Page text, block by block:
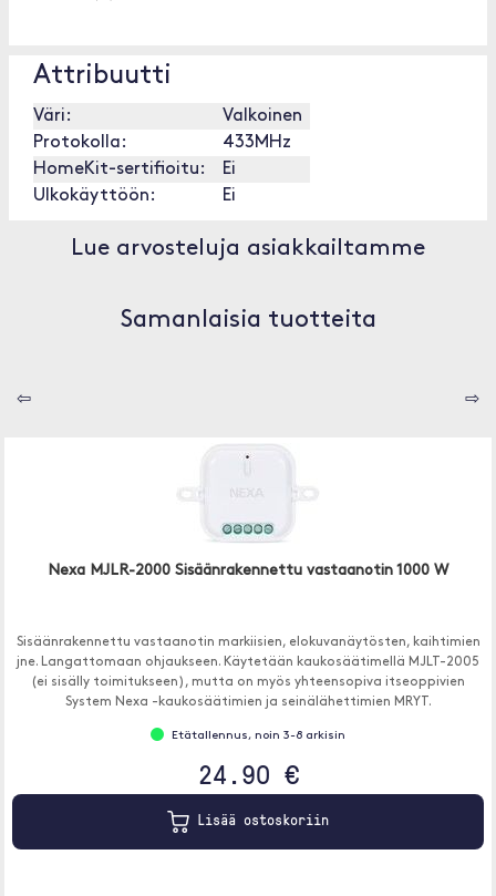
Attribuutti
Väri:
Valkoinen
Protokolla:
433MHz
HomeKit-sertifioitu:
Ei
Ulkokäyttöön:
Ei
Lue arvosteluja asiakkailtamme
Samanlaisia tuotteita
⇦ ⇨
Nexa MJLR-2000 Sisäänrakennettu vastaanotin 1000 W
Sisäänrakennettu vastaanotin markiisien, elokuvanäytösten, kaihtimien
jne. Langattomaan ohjaukseen. Käytetään kaukosäätimellä MJLT-2005
(ei sisälly toimitukseen), mutta on myös yhteensopiva itseoppivien
System Nexa -kaukosäätimien ja seinälähettimien MRYT.
Etätallennus, noin 3-8 arkisin
24.90 €
Lisää ostoskoriin